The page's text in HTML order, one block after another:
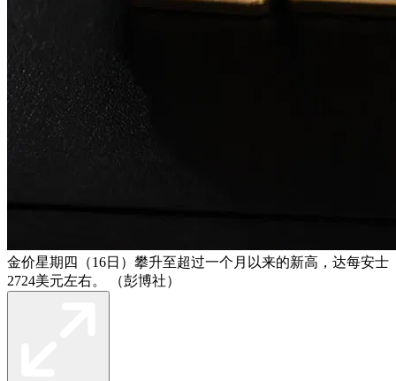
金价星期四（16日）攀升至超过一个月以来的新高，达每安士
2724美元左右。 （彭博社）